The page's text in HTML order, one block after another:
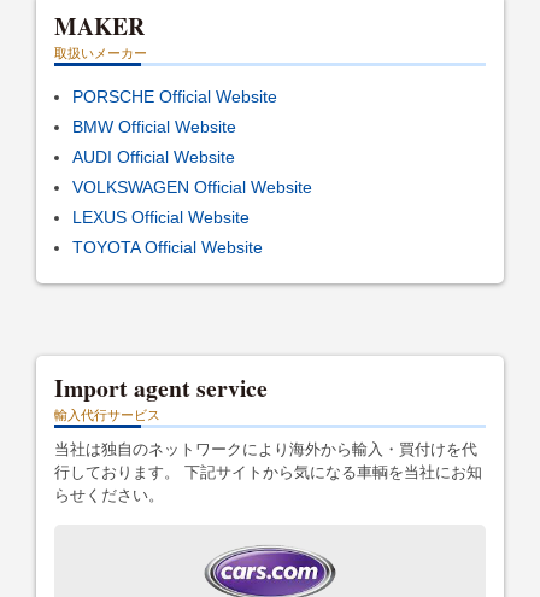
MAKER
取扱いメーカー
PORSCHE Official Website
BMW Official Website
AUDI Official Website
VOLKSWAGEN Official Website
LEXUS Official Website
TOYOTA Official Website
Import agent service
輸入代行サービス
当社は独自のネットワークにより海外から輸入・買付けを代
行しております。 下記サイトから気になる車輌を当社にお知
らせください。